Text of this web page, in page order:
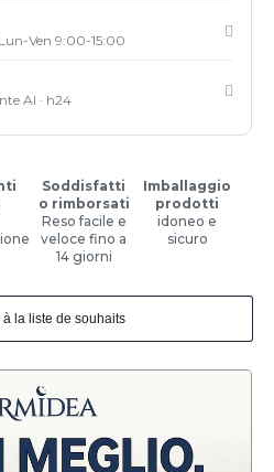
Ven 9:00-15:00
AI · h24
Soddisfatti
o rimborsati
Reso facile e
veloce fino a
14 giorni
Imballaggio
prodotti
idoneo e
sicuro